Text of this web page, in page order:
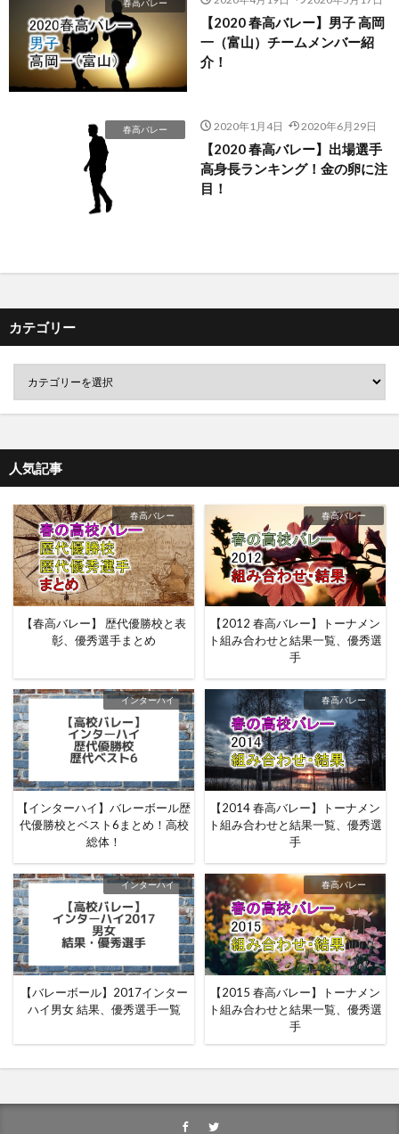
春高バレー
【2020 春高バレー】男子 高岡
一（富山）チームメンバー紹
介！
春高バレー 2020年1月4日 2020年6月29日
【2020 春高バレー】出場選手
高身長ランキング！金の卵に注
目！
カテゴリー
人気記事
春高バレー
【春高バレー】 歴代優勝校と表
彰、優秀選手まとめ
春高バレー
【2012 春高バレー】トーナメン
ト組み合わせと結果一覧、優秀選
手
インターハイ
【インターハイ】バレーボール歴
代優勝校とベスト6まとめ！高校
総体！
春高バレー
【2014 春高バレー】トーナメン
ト組み合わせと結果一覧、優秀選
手
インターハイ
【バレーボール】2017インター
ハイ男女 結果、優秀選手一覧
春高バレー
【2015 春高バレー】トーナメン
ト組み合わせと結果一覧、優秀選
手